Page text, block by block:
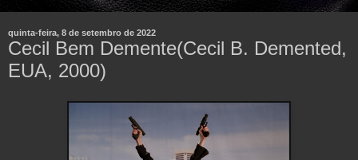
quinta-feira, 8 de setembro de 2022
Cecil Bem Demente(Cecil B. Demented,
EUA, 2000)